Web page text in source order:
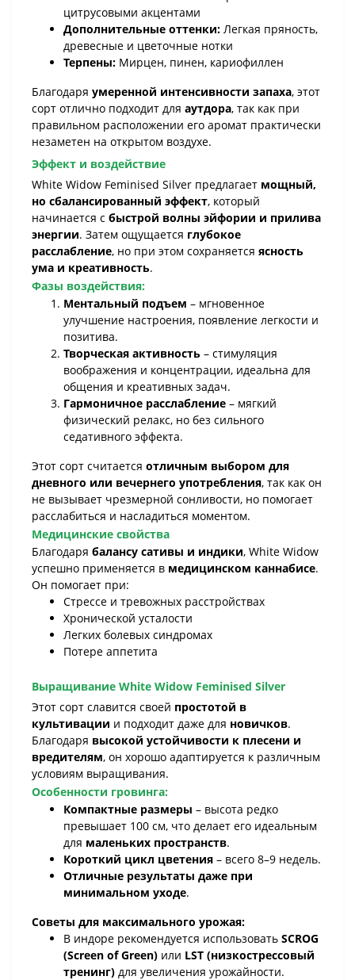
цитрусовыми акцентами
Дополнительные оттенки: Легкая пряность,
древесные и цветочные нотки
Терпены: Мирцен, пинен, кариофиллен
Благодаря умеренной интенсивности запаха, этот
сорт отлично подходит для аутдора, так как при
правильном расположении его аромат практически
незаметен на открытом воздухе.
Эффект и воздействие
White Widow Feminised Silver предлагает мощный,
но сбалансированный эффект, который
начинается с быстрой волны эйфории и прилива
энергии. Затем ощущается глубокое
расслабление, но при этом сохраняется ясность
ума и креативность.
Фазы воздействия:
Ментальный подъем – мгновенное
улучшение настроения, появление легкости и
позитива.
Творческая активность – стимуляция
воображения и концентрации, идеальна для
общения и креативных задач.
Гармоничное расслабление – мягкий
физический релакс, но без сильного
седативного эффекта.
Этот сорт считается отличным выбором для
дневного или вечернего употребления, так как он
не вызывает чрезмерной сонливости, но помогает
расслабиться и насладиться моментом.
Медицинские свойства
Благодаря балансу сативы и индики, White Widow
успешно применяется в медицинском каннабисе.
Он помогает при:
Стрессе и тревожных расстройствах
Хронической усталости
Легких болевых синдромах
Потере аппетита
Выращивание White Widow Feminised Silver
Этот сорт славится своей простотой в
культивации и подходит даже для новичков.
Благодаря высокой устойчивости к плесени и
вредителям, он хорошо адаптируется к различным
условиям выращивания.
Особенности гровинга:
Компактные размеры – высота редко
превышает 100 см, что делает его идеальным
для маленьких пространств.
Короткий цикл цветения – всего 8–9 недель.
Отличные результаты даже при
минимальном уходе.
Советы для максимального урожая:
В индоре рекомендуется использовать SCROG
(Screen of Green) или LST (низкострессовый
тренинг) для увеличения урожайности.